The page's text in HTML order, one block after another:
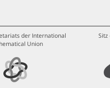
der International
Union
Sitz